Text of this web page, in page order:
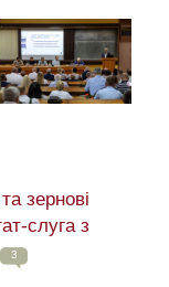
зернові
слуга з
3